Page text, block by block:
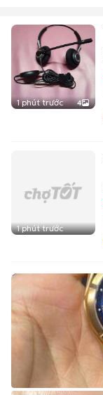
1 phút trước 4
1 phút trước